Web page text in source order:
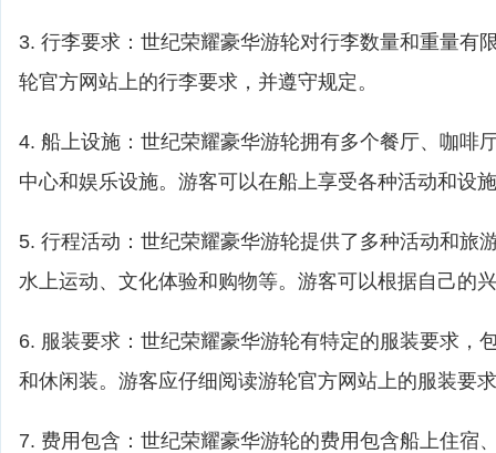
3. 行李要求：世纪荣耀豪华游轮对行李数量和重量有
轮官方网站上的行李要求，并遵守规定。
4. 船上设施：世纪荣耀豪华游轮拥有多个餐厅、咖啡
中心和娱乐设施。游客可以在船上享受各种活动和设
5. 行程活动：世纪荣耀豪华游轮提供了多种活动和旅
水上运动、文化体验和购物等。游客可以根据自己的
6. 服装要求：世纪荣耀豪华游轮有特定的服装要求，
和休闲装。游客应仔细阅读游轮官方网站上的服装要
7. 费用包含：世纪荣耀豪华游轮的费用包含船上住宿